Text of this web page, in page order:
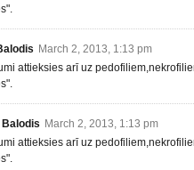
March 2, 2013, 1:13 pm
attieksies arī uz
Balodis March 2, 2013, 1:13 pm
attieksies arī uz